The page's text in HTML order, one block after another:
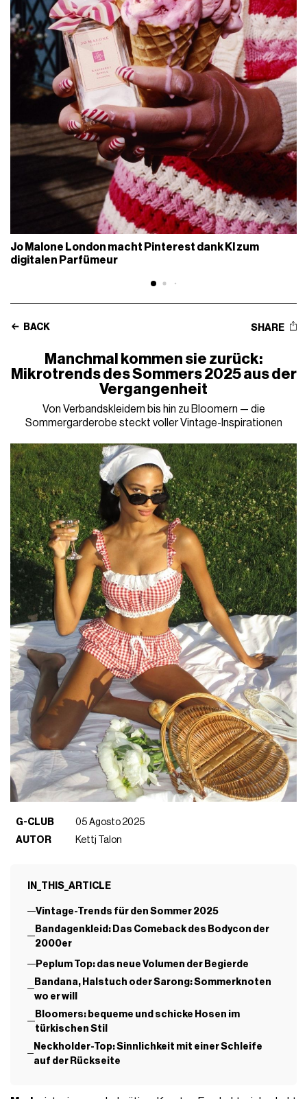
Jo Malone London macht Pinterest dank KI zum
digitalen Parfümeur
BACK SHARE
Manchmal kommen sie zurück:
Mikrotrends des Sommers 2025 aus der
Vergangenheit
Von Verbandskleidern bis hin zu Bloomern — die
Sommergarderobe steckt voller Vintage-Inspirationen
G-CLUB
05 Agosto 2025
AUTOR
Kettj Talon
IN_THIS_ARTICLE
Vintage-Trends für den Sommer 2025
Bandagenkleid: Das Comeback des Bodycon der
2000er
Peplum Top: das neue Volumen der Begierde
Bandana, Halstuch oder Sarong: Sommerknoten
wo er will
Bloomers: bequeme und schicke Hosen im
türkischen Stil
Neckholder-Top: Sinnlichkeit mit einer Schleife
auf der Rückseite